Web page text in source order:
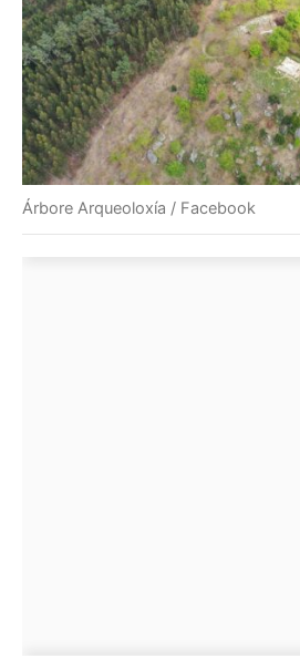
Árbore Arqueoloxía / Facebook